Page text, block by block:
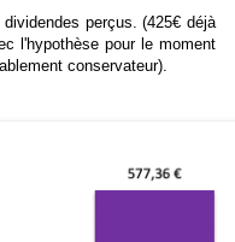
perçus. (425€ déjà
l'hypothèse pour le moment
conservateur).